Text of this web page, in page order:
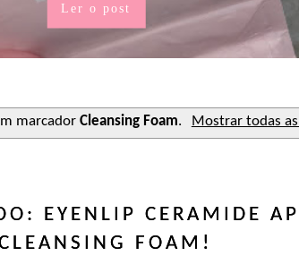
Ler o post
marcadorCleansing Foam. Mostrar todas
EYENLIP CERAMIDE
FOAM!